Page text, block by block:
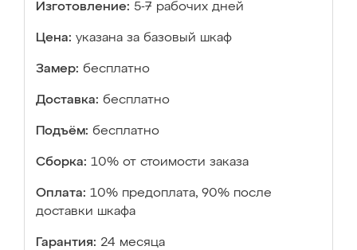
Изготовление: 5-7 рабочих дней
Цена: указана за базовый шкаф
Замер: бесплатно
Доставка: бесплатно
Подъём: бесплатно
Сборка: 10% от стоимости заказа
Оплата: 10% предоплата, 90% после
доставки шкафа
Гарантия: 24 месяца